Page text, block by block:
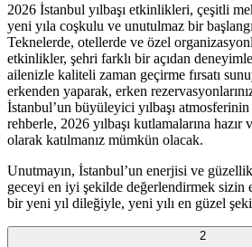
2026 İstanbul yılbaşı etkinlikleri, çeşitli
yeni yıla coşkulu ve unutulmaz bir
Teknelerde, otellerde ve özel
etkinlikler, şehri farklı bir açıdan
ailenizle kaliteli zaman geçirme fırsatı
erkenden yaparak, erken
İstanbul’un büyüleyici yılbaşı
rehberle, 2026 yılbaşı kutlamalarına hazır
olarak katılmanız mümkün olacak.
Unutmayın, İstanbul’un enerjisi ve
geceyi en iyi şekilde değerlendirmek sizin
bir yeni yıl dileğiyle, yeni yılı en güzel
2